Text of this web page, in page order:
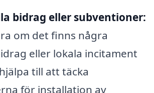
bidrag eller subventioner:
om det finns några
eller lokala incitament
till att täcka
för installation av